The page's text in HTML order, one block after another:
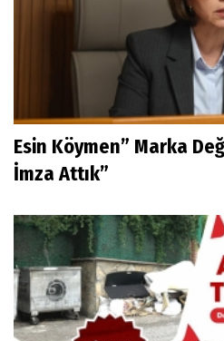
Esin Köymen” Marka
İmza Attık”